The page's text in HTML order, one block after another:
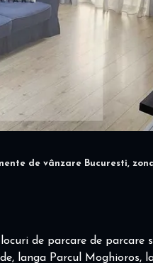
de vânzare Bucuresti,
de parcare de parcare
langa Parcul Moghioros,